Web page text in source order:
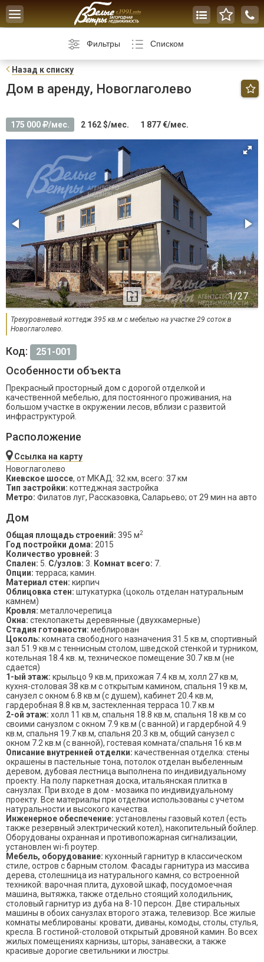
Toggle
navigation
Фильтры Списком
Назад к списку
Дом в аренду, Новоглаголево
175 000 /мес. 2 162 $/мес. 1 877 €/мес.
Трехуровневый коттедж 395 кв.м с мебелью на участке 29 соток в
Новоглаголево.
Код: 251-001
Особенности объекта
Прекрасный просторный дом с дорогой отделкой и
качественной мебелью, для постоянного проживания, на
большом участке в окружении лесов, вблизи с развитой
инфраструктурой.
Расположение
Ссылка на карту
Новоглаголево
Киевское шоссе, от МКАД: 32 км, всего: 37 км
Тип застройки: коттеджная застройка
Метро: Филатов луг, Рассказовка, Саларьево; от 29 мин на авто
Дом
Общая площадь строений: 395 м2
Год постройки дома: 2015
Количество уровней: 3
Спален: 5. С/узлов: 3. Комнат всего: 7.
Опции: терраса; камин.
Материал стен: кирпич
Облицовка стен: штукатурка (цоколь отделан натуральным
камнем)
Кровля: металлочерепица
Окна: стеклопакеты деревянные (двухкамерные)
Стадия готовности: меблирован
Цоколь: комната свободного назначения 31.5 кв.м, спортивный
зал 51.9 кв.м с теннисным столом, шведской стенкой и турником,
котельная 18.4 кв. м, техническое помещение 30.7 кв.м (не
сдается)
1-ый этаж: крыльцо 9 кв.м, прихожая 7.4 кв.м, холл 27 кв.м,
кухня-столовая 38 кв.м с открытым камином, спальня 19 кв.м,
санузел с окном 6.8 кв.м (с душем), кабинет 20.4 кв.м,
гардеробная 8.8 кв.м, застекленная терраса 10.7 кв.м
2-ой этаж: холл 11 кв.м, спальня 18.8 кв.м, спальня 18 кв.м со
своими санузлом с окном 7.9 кв.м (с ванной) и гардербной 4.9
кв.м, спальня 19.7 кв.м, спальня 20.3 кв.м, общий санузел с
окном 7.2 кв.м (с ванной), гостевая комната/спальня 16 кв.м
Описание внутренней отделки: качественная отделка: стены
окрашены в пастельные тона, потолок отделан выбеленным
деревом, дубовая лестница выполнена по индивидуальному
проекту. На полу паркетная доска, итальянская плитка в
санузлах. При входе в дом - мозаика по индивидуальному
проекту. Все материалы при отделки использованы с учетом
натуральности и высокого качества.
Инженерное обеспечение: установлены газовый котел (есть
также резервный электрический котел), накопительный бойлер.
Оборудованы охранная и противопожарная сигнализации,
установлен wi-fi роутер.
Мебель, оборудование: кухонный гарнитур в классическом
стиле, остров с барным столом. Фасады гарнитура из массива
дерева, столешница из натурального камня, со встроенной
техникой: варочная плита, духовой шкаф, посудомоечная
машина, вытяжка, также отдельно стоящий холодильник,
столовый гарнитур из дуба на 8-10 персон. Две стиральных
машины в обоих санузлах второго этажа, телевизор. Все жилые
комнаты меблированы: кровати, диваны, комоды, столы, стулья,
кресла. В гостиной-столовой открытый дровяной камин. Во всех
жилых помещениях карнизы, шторы, занавески, а также
красивые дорогие светильники и люстры.